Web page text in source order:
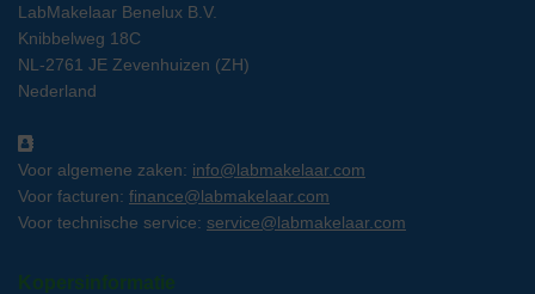
LabMakelaar Benelux B.V.
Knibbelweg 18C
NL-2761 JE Zevenhuizen (ZH)
Nederland
Voor algemene zaken: info@labmakelaar.com
Voor facturen: finance@labmakelaar.com
Voor technische service: service@labmakelaar.com
Kopersinformatie